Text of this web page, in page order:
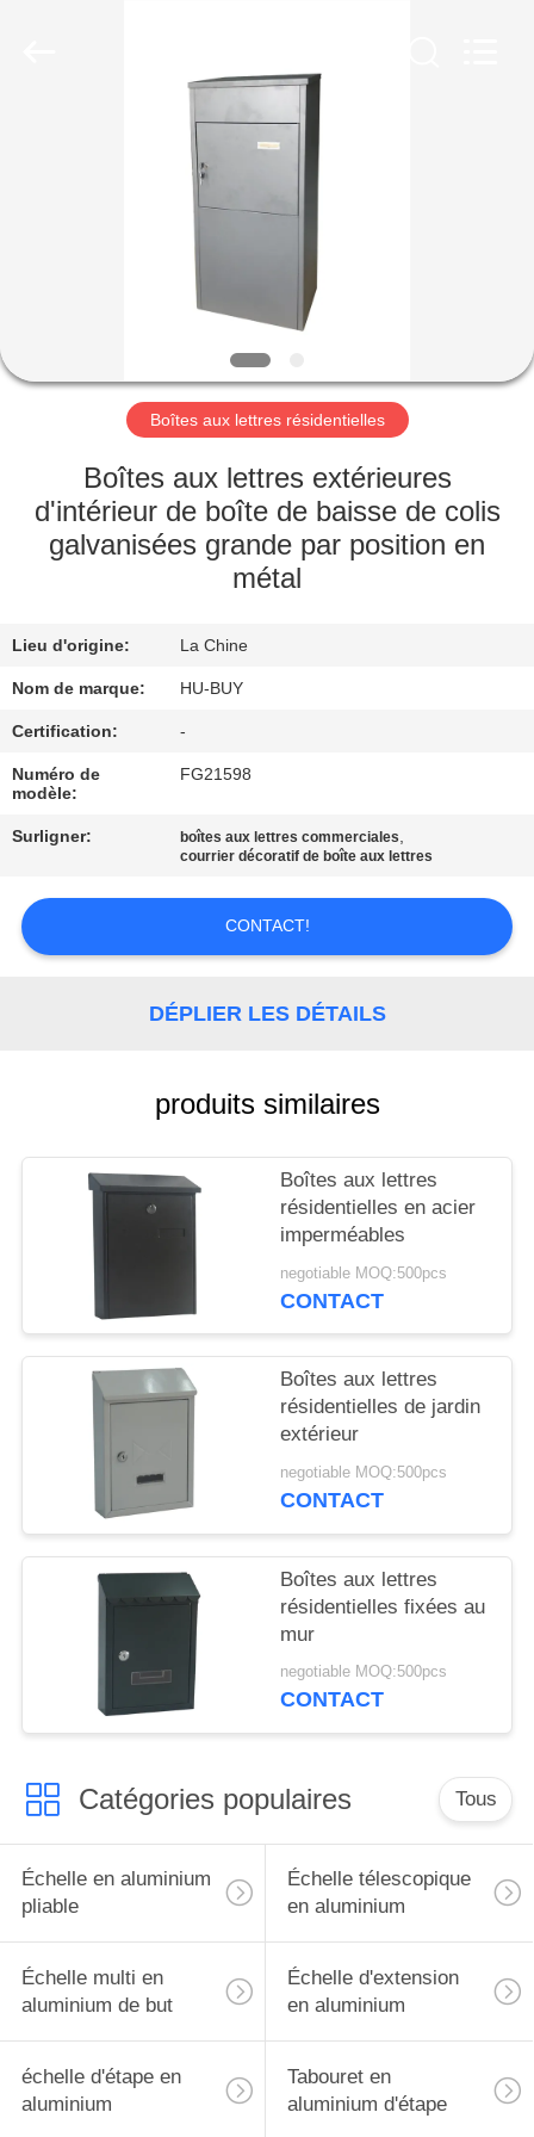
DE
NOUS
VISITE
D'USINE
QUALITÉ
CONTACTEZ-
NOUS
DEMANDEZ
UNE
CITATION
PRIVACY
POLICY
Boîtes aux lettres résidentielles
Boîtes aux lettres extérieures
d'intérieur de boîte de baisse de colis
galvanisées grande par position en
métal
Lieu d'origine: La Chine
Nom de marque: HU-BUY
Certification: -
Numéro de
modèle:
FG21598
Surligner: boîtes aux lettres commerciales,
courrier décoratif de boîte aux lettres
CONTACT!
DÉPLIER LES DÉTAILS
produits similaires
Boîtes aux lettres
résidentielles en acier
imperméables
negotiable MOQ:500pcs
CONTACT
Boîtes aux lettres
résidentielles de jardin
extérieur
negotiable MOQ:500pcs
CONTACT
Boîtes aux lettres
résidentielles fixées au
mur
negotiable MOQ:500pcs
CONTACT
Catégories populaires Tous
Échelle en aluminium
pliable
Échelle télescopique
en aluminium
Échelle multi en
aluminium de but
Échelle d'extension
en aluminium
échelle d'étape en
aluminium
Tabouret en
aluminium d'étape